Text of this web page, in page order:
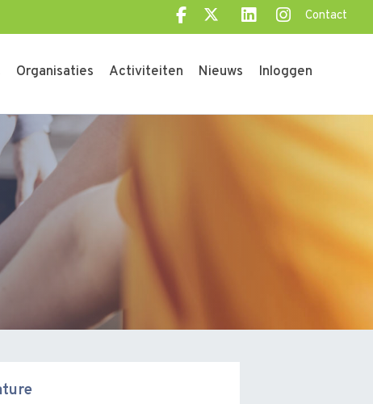
Contact
Organisaties Activiteiten Nieuws Inloggen